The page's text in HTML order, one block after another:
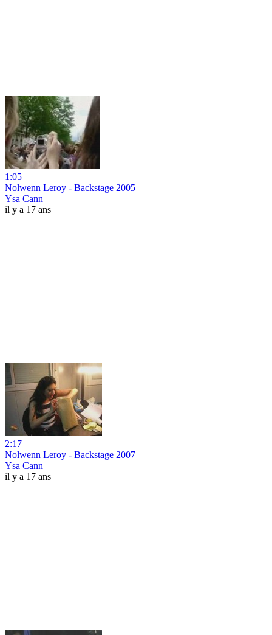
1:05
Nolwenn Leroy - Backstage 2005
Ysa Cann
il y a 17 ans
2:17
Nolwenn Leroy - Backstage 2007
Ysa Cann
il y a 17 ans